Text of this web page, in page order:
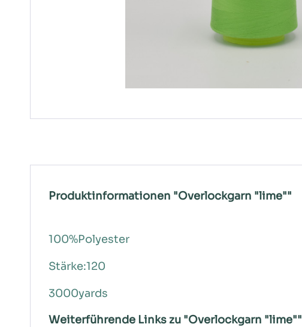
Produktinformationen "Overlockgarn "lime""
100%Polyester
Stärke:120
3000yards
Weiterführende Links zu "Overlockgarn "lime""